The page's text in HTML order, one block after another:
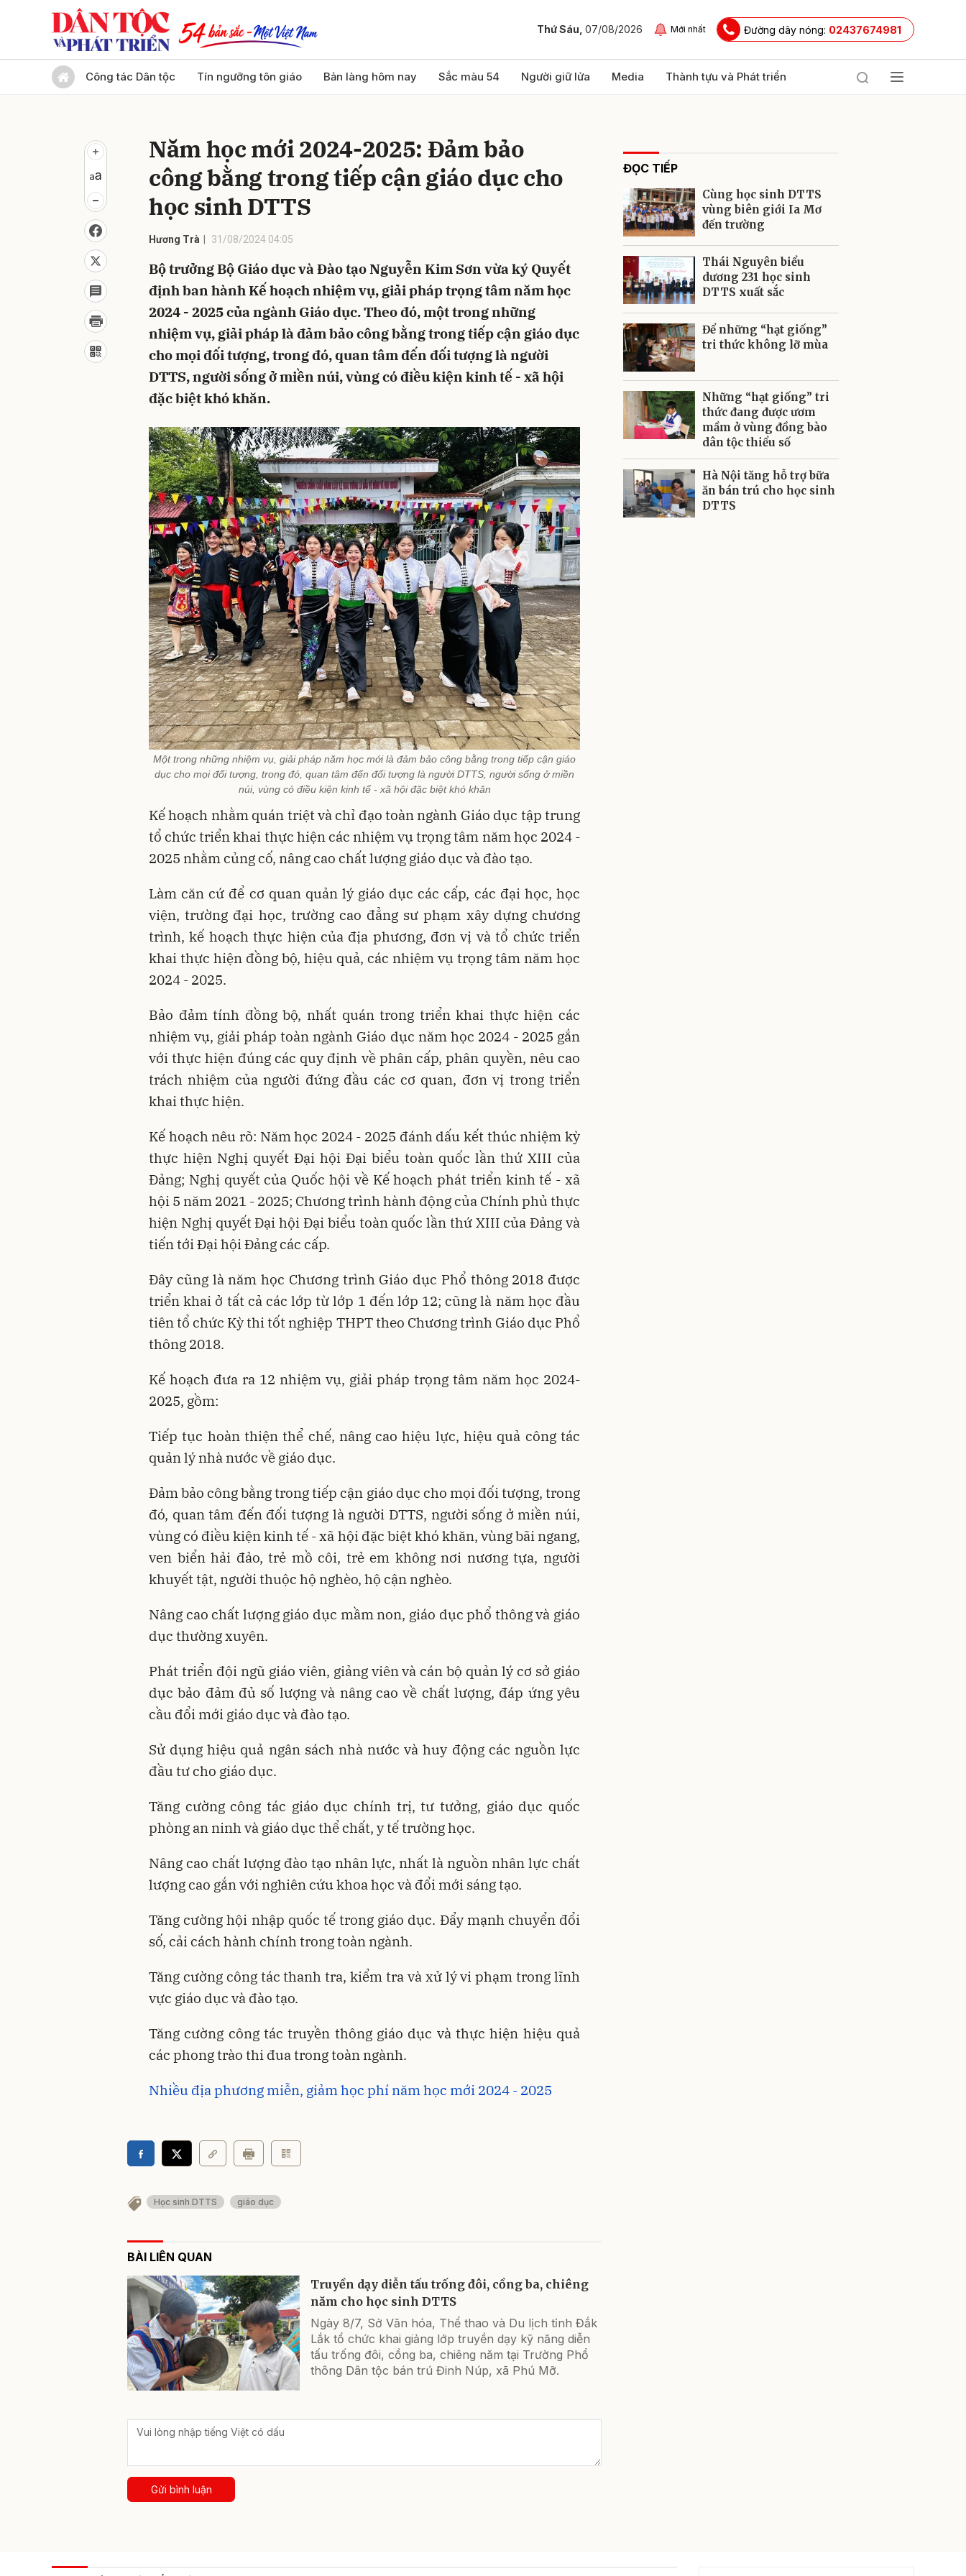
Thứ Sáu, 07/08/2026 Mới nhất Đường dây nóng: 02437674981
Công tác Dân tộc Tín ngưỡng tôn giáo Bản làng hôm nay Sắc màu 54 Người giữ lửa Media Thành tựu và Phát triển
Năm học mới 2024-2025: Đảm bảo
công bằng trong tiếp cận giáo dục cho
học sinh DTTS
Hương Trà 31/08/2024 04:05
Bộ trưởng Bộ Giáo dục và Đào tạo Nguyễn Kim Sơn vừa ký Quyết
định ban hành Kế hoạch nhiệm vụ, giải pháp trọng tâm năm học
2024 - 2025 của ngành Giáo dục. Theo đó, một trong những
nhiệm vụ, giải pháp là đảm bảo công bằng trong tiếp cận giáo dục
cho mọi đối tượng, trong đó, quan tâm đến đối tượng là người
DTTS, người sống ở miền núi, vùng có điều kiện kinh tế - xã hội
đặc biệt khó khăn.
Một trong những nhiệm vụ, giải pháp năm học mới là đảm bảo công bằng trong tiếp cận giáo
dục cho mọi đối tượng, trong đó, quan tâm đến đối tượng là người DTTS, người sống ở miền
núi, vùng có điều kiện kinh tế - xã hội đặc biệt khó khăn
Kế hoạch nhằm quán triệt và chỉ đạo toàn ngành Giáo dục tập trung
tổ chức triển khai thực hiện các nhiệm vụ trọng tâm năm học 2024 -
2025 nhằm củng cố, nâng cao chất lượng giáo dục và đào tạo.
Làm căn cứ để cơ quan quản lý giáo dục các cấp, các đại học, học
viện, trường đại học, trường cao đẳng sư phạm xây dựng chương
trình, kế hoạch thực hiện của địa phương, đơn vị và tổ chức triển
khai thực hiện đồng bộ, hiệu quả, các nhiệm vụ trọng tâm năm học
2024 - 2025.
Bảo đảm tính đồng bộ, nhất quán trong triển khai thực hiện các
nhiệm vụ, giải pháp toàn ngành Giáo dục năm học 2024 - 2025 gắn
với thực hiện đúng các quy định về phân cấp, phân quyền, nêu cao
trách nhiệm của người đứng đầu các cơ quan, đơn vị trong triển
khai thực hiện.
Kế hoạch nêu rõ: Năm học 2024 - 2025 đánh dấu kết thúc nhiệm kỳ
thực hiện Nghị quyết Đại hội Đại biểu toàn quốc lần thứ XIII của
Đảng; Nghị quyết của Quốc hội về Kế hoạch phát triển kinh tế - xã
hội 5 năm 2021 - 2025; Chương trình hành động của Chính phủ thực
hiện Nghị quyết Đại hội Đại biểu toàn quốc lần thứ XIII của Đảng và
tiến tới Đại hội Đảng các cấp.
Đây cũng là năm học Chương trình Giáo dục Phổ thông 2018 được
triển khai ở tất cả các lớp từ lớp 1 đến lớp 12; cũng là năm học đầu
tiên tổ chức Kỳ thi tốt nghiệp THPT theo Chương trình Giáo dục Phổ
thông 2018.
Kế hoạch đưa ra 12 nhiệm vụ, giải pháp trọng tâm năm học 2024-
2025, gồm:
Tiếp tục hoàn thiện thể chế, nâng cao hiệu lực, hiệu quả công tác
quản lý nhà nước về giáo dục.
Đảm bảo công bằng trong tiếp cận giáo dục cho mọi đối tượng, trong
đó, quan tâm đến đối tượng là người DTTS, người sống ở miền núi,
vùng có điều kiện kinh tế - xã hội đặc biệt khó khăn, vùng bãi ngang,
ven biển hải đảo, trẻ mồ côi, trẻ em không nơi nương tựa, người
khuyết tật, người thuộc hộ nghèo, hộ cận nghèo.
Nâng cao chất lượng giáo dục mầm non, giáo dục phổ thông và giáo
dục thường xuyên.
Phát triển đội ngũ giáo viên, giảng viên và cán bộ quản lý cơ sở giáo
dục bảo đảm đủ số lượng và nâng cao về chất lượng, đáp ứng yêu
cầu đổi mới giáo dục và đào tạo.
Sử dụng hiệu quả ngân sách nhà nước và huy động các nguồn lực
đầu tư cho giáo dục.
Tăng cường công tác giáo dục chính trị, tư tưởng, giáo dục quốc
phòng an ninh và giáo dục thể chất, y tế trường học.
Nâng cao chất lượng đào tạo nhân lực, nhất là nguồn nhân lực chất
lượng cao gắn với nghiên cứu khoa học và đổi mới sáng tạo.
Tăng cường hội nhập quốc tế trong giáo dục. Đẩy mạnh chuyển đổi
số, cải cách hành chính trong toàn ngành.
Tăng cường công tác thanh tra, kiểm tra và xử lý vi phạm trong lĩnh
vực giáo dục và đào tạo.
Tăng cường công tác truyền thông giáo dục và thực hiện hiệu quả
các phong trào thi đua trong toàn ngành.
Nhiều địa phương miễn, giảm học phí năm học mới 2024 - 2025
Học sinh DTTS giáo dục
BÀI LIÊN QUAN
Truyền dạy diễn tấu trống đôi, cồng ba, chiêng
năm cho học sinh DTTS
Ngày 8/7, Sở Văn hóa, Thể thao và Du lịch tỉnh Đắk
Lắk tổ chức khai giảng lớp truyền dạy kỹ năng diễn
tấu trống đôi, cồng ba, chiêng năm tại Trường Phổ
thông Dân tộc bán trú Đinh Núp, xã Phú Mỡ.
Gửi bình luận
ĐỌC TIẾP
Cùng học sinh DTTS
vùng biên giới Ia Mơ
đến trường
Thái Nguyên biểu
dương 231 học sinh
DTTS xuất sắc
Để những “hạt giống”
tri thức không lỡ mùa
Những “hạt giống” tri
thức đang được ươm
mầm ở vùng đồng bào
dân tộc thiểu số
Hà Nội tăng hỗ trợ bữa
ăn bán trú cho học sinh
DTTS
Gửi bình luận
Gửi